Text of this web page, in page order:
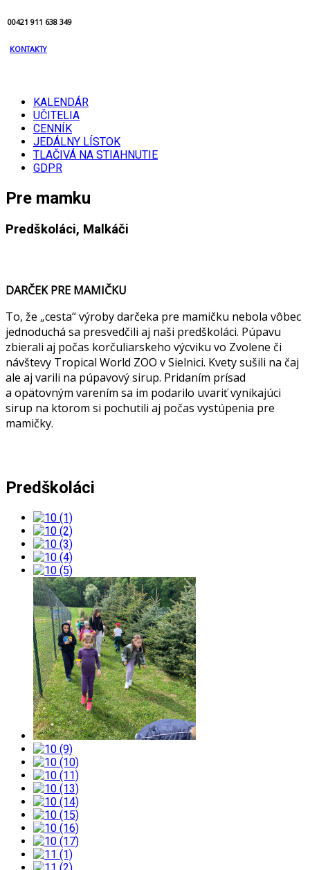
00421 911 638 349
KONTAKTY
KALENDÁR
UČITELIA
CENNÍK
JEDÁLNY LÍSTOK
TLAČIVÁ NA STIAHNUTIE
GDPR
Pre mamku
Predškoláci, Malkáči
DARČEK PRE MAMIČKU
To, že „cesta“ výroby darčeka pre mamičku nebola vôbec
jednoduchá sa presvedčili aj naši predškoláci. Púpavu
zbierali aj počas korčuliarskeho výcviku vo Zvolene či
návštevy Tropical World ZOO v Sielnici. Kvety sušili na čaj
ale aj varili na púpavový sirup. Pridaním prísad
a opätovným varením sa im podarilo uvariť vynikajúci
sirup na ktorom si pochutili aj počas vystúpenia pre
mamičky.
Predškoláci